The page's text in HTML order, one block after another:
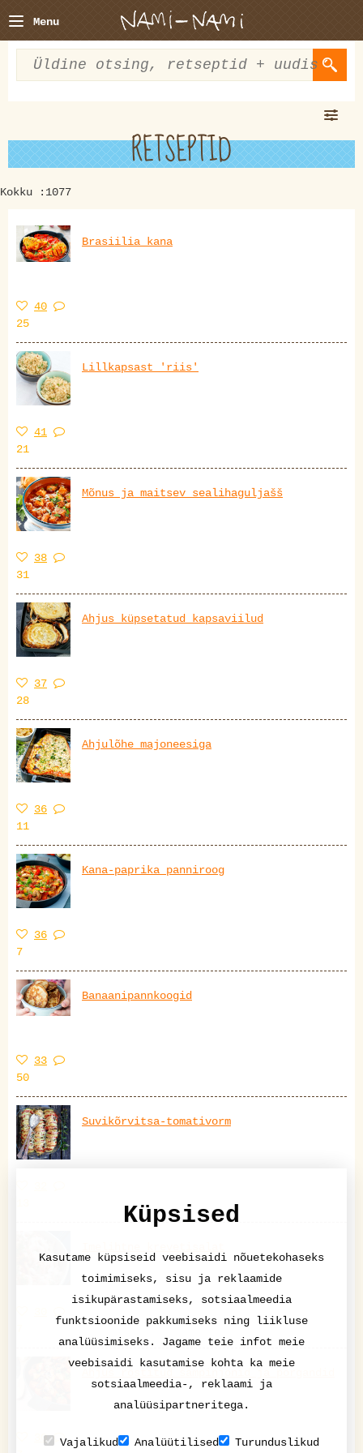
Menu
RETSEPTID
Kokku :1077
Brasiilia kana
40
25
Lillkapsast 'riis'
41
21
Mõnus ja maitsev sealihaguljašš
38
31
Ahjus küpsetatud kapsaviilud
37
28
Ahjulõhe majoneesiga
36
11
Kana-paprika panniroog
36
7
Banaanipannkoogid
33
50
Suvikõrvitsa-tomativorm
30
Küpsised
Kasutame küpsiseid veebisaidi nõuetekohaseks
toimimiseks, sisu ja reklaamide
isikupärastamiseks, sotsiaalmeedia
funktsioonide pakkumiseks ning liikluse
analüüsimiseks. Jagame teie infot meie
veebisaidi kasutamise kohta ka meie
sotsiaalmeedia-, reklaami ja
analüüsipartneritega.
Vajalikud Analüütilised Turunduslikud